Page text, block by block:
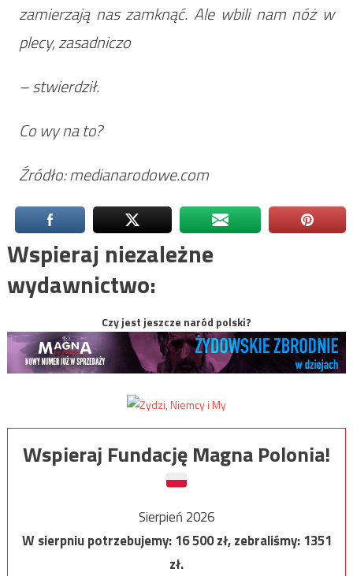
zamierzają nas zamknąć. Ale wbili nam nóż w
plecy, zasadniczo
– stwierdził.
Co wy na to?
Źródło: medianarodowe.com
Wspieraj niezależne
wydawnictwo:
Czy jest jeszcze naród polski?
Wspieraj Fundację Magna Polonia!
Sierpień 2026
W sierpniu potrzebujemy:16 500zł, zebraliśmy:1351
zł.